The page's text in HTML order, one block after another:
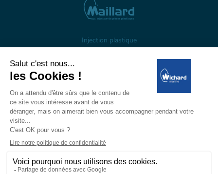
Injection plastique
À propos Gestion des cookies
Mentions légales
Données personnelles
Wichard, 1 ZI de Felet, CS 50085, 63307 Thiers, France
Tél: +33 (0)4 73 51 65 00 — E-mail: